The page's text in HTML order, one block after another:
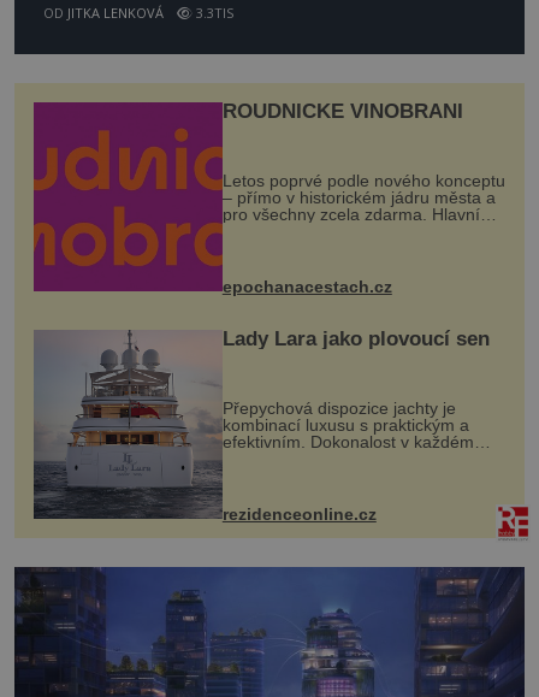
OD JITKA LENKOVÁ 3.3TIS
ROUDNICKÉ VINOBRANÍ
Letos poprvé podle nového konceptu
– přímo v historickém jádru města a
pro všechny zcela zdarma. Hlavní
program se odehraje na Karlově a
mohou těšit na víno, burčák, pes...
epochanacestach.cz
Lady Lara jako plovoucí sen
Přepychová dispozice jachty je
kombinací luxusu s praktickým a
efektivním. Dokonalost v každém
detailu představuje značka Fendi
Casa, kterou byly vybaveny její
paluby. Monacký přístav nabízí
každoročn...
rezidenceonline.cz